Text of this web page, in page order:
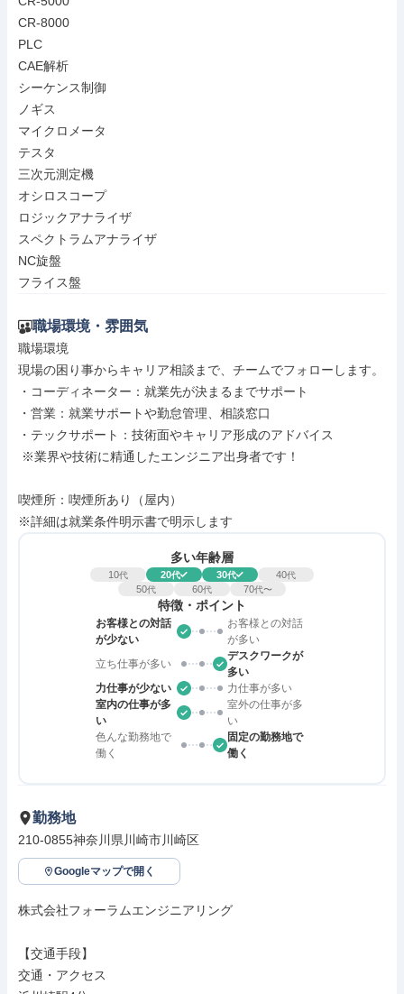
CR-8000
PLC
CAE解析
シーケンス制御
ノギス
マイクロメータ
テスタ
三次元測定機
オシロスコープ
ロジックアナライザ
スペクトラムアナライザ
NC旋盤
フライス盤
職場環境・雰囲気
職場環境
現場の困り事からキャリア相談まで、チームでフォローします。
・コーディネーター：就業先が決まるまでサポート
・営業：就業サポートや勤怠管理、相談窓口
・テックサポート：技術面やキャリア形成のアドバイス
喫煙所：喫煙所あり（屋内）
※詳細は就業条件明示書で明示します
多い年齢層
10代 20代 30代 40代
50代 60代 70代〜
特徴・ポイント
お客様との対話
が少ない
お客様との対話
が多い
立ち仕事が多い
デスクワークが
多い
力仕事が少ない
力仕事が多い
室内の仕事が多
い
室外の仕事が多
い
色んな勤務地で
働く
固定の勤務地で
働く
勤務地
210-0855神奈川県川崎市川崎区
Googleマップで開く
株式会社フォーラムエンジニアリング
【交通手段】
交通・アクセス